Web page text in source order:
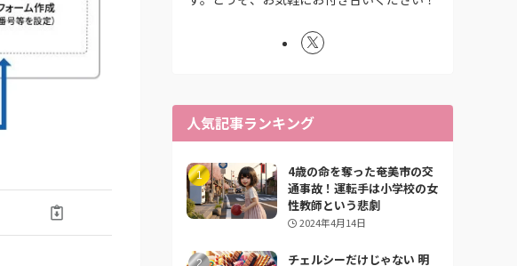
人気記事ランキング
4歳の命を奪った奄美市の交
通事故！運転手は小学校の女
性教師という悲劇
2024年4月14日
チェルシーだけじゃない 明